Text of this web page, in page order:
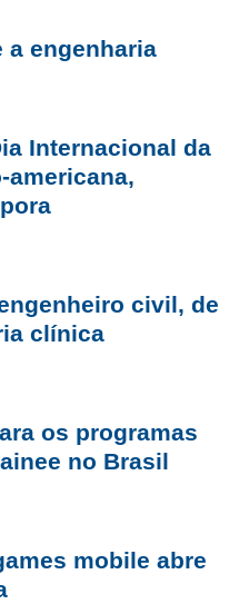
a engenharia
Internacional da
americana,
civil, de
clínica
os programas
no Brasil
mobile abre